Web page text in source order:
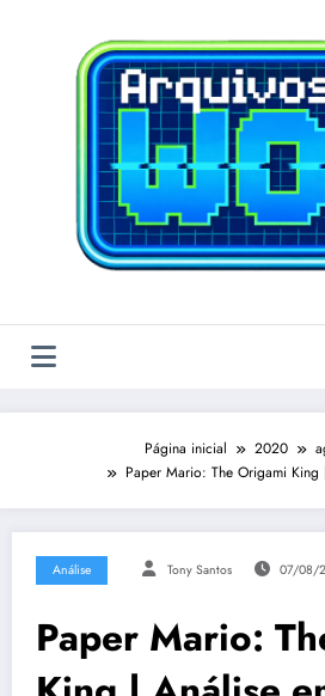
Página inicial 2020
Paper Mario: The Origami King
Análise Tony Santos 07/08/
Paper Mario: